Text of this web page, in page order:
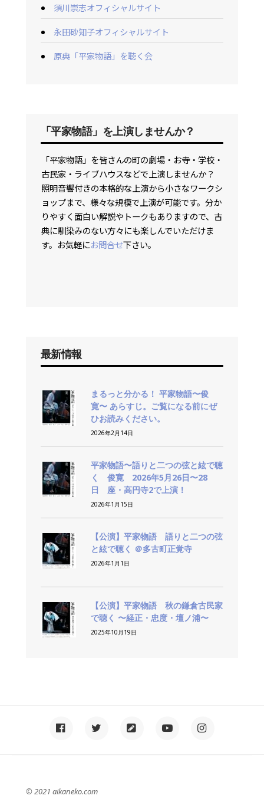
須川崇志オフィシャルサイト
永田砂知子オフィシャルサイト
原典「平家物語」を聴く会
「平家物語」を上演しませんか？
「平家物語」を皆さんの町の劇場・お寺・学校・
古民家・ライブハウスなどで上演しませんか？
照明音響付きの本格的な上演から小さなワークシ
ョップまで、様々な規模で上演が可能です。分か
りやすく面白い解説やトークもありますので、古
典に馴染みのない方々にも楽しんでいただけま
す。お気軽にお問合せ下さい。
最新情報
まるっと分かる！ 平家物語〜俊
寛〜 あらすじ。ご覧になる前にぜ
ひお読みください。
2026年2月14日
平家物語〜語りと二つの弦と絃で聴
く 俊寛 2026年5月26日〜28
日 座・高円寺2で上演！
2026年1月15日
【公演】平家物語 語りと二つの弦
と絃で聴く ＠多古町正覚寺
2026年1月1日
【公演】平家物語 秋の鎌倉古民家
で聴く 〜経正・忠度・壇ノ浦〜
2025年10月19日
© 2021 aikaneko.com